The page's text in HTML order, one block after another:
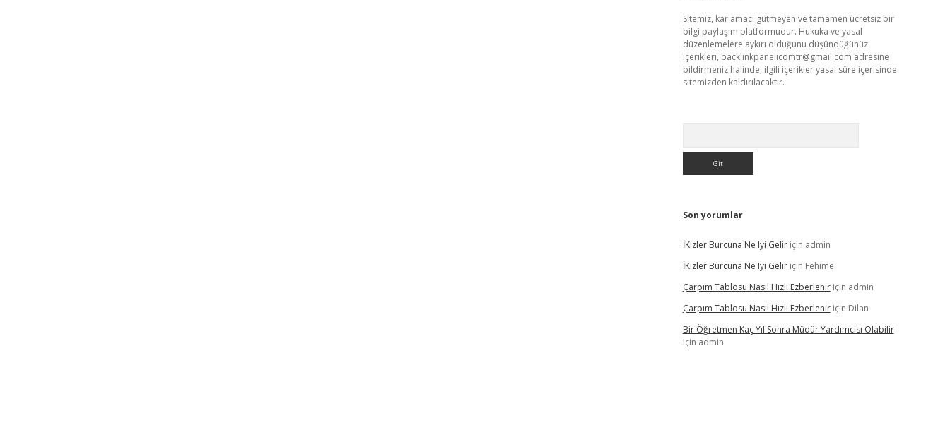
Sitemiz, kar amacı gütmeyen ve tamamen ücretsiz bir
bilgi paylaşım platformudur. Hukuka ve yasal
düzenlemelere aykırı olduğunu düşündüğünüz
içerikleri, backlinkpanelicomtr@gmail.com adresine
bildirmeniz halinde, ilgili içerikler yasal süre içerisinde
sitemizden kaldırılacaktır.
Son yorumlar
İKizler Burcuna Ne Iyi Geliriçin admin
İKizler Burcuna Ne Iyi Geliriçin Fehime
Çarpım Tablosu Nasıl Hızlı Ezberleniriçin admin
Çarpım Tablosu Nasıl Hızlı Ezberleniriçin Dilan
Bir Öğretmen Kaç Yıl Sonra Müdür Yardımcısı Olabilir
için admin